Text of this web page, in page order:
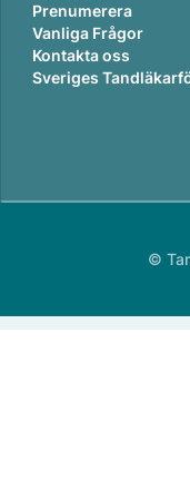
Prenumerera
Vanliga Frågor
Kontakta oss
Sveriges
©